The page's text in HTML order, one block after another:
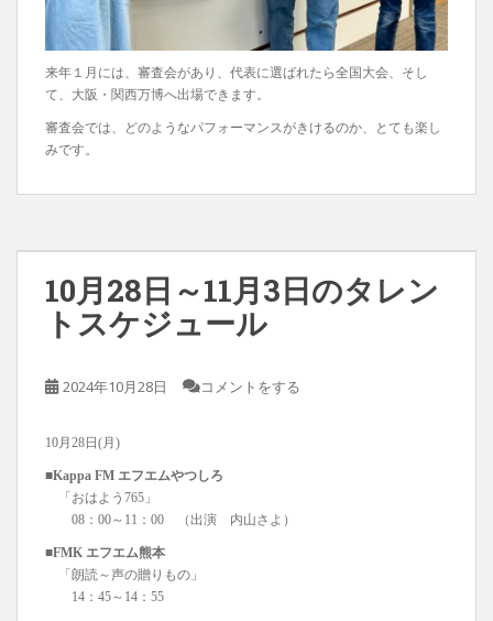
来年１月には、審査会があり、代表に選ばれたら全国大会、そし
て、大阪・関西万博へ出場できます。
審査会では、どのようなパフォーマンスがきけるのか、とても楽し
みです。
10月28日～11月3日のタレン
トスケジュール
2024年10月28日 コメントをする
10月28日(月)
■Kappa FM エフエムやつしろ
「おはよう765」
08：00～11：00 （出演 内山さよ）
■FMK エフエム熊本
「朗読～声の贈りもの」
14：45～14：55